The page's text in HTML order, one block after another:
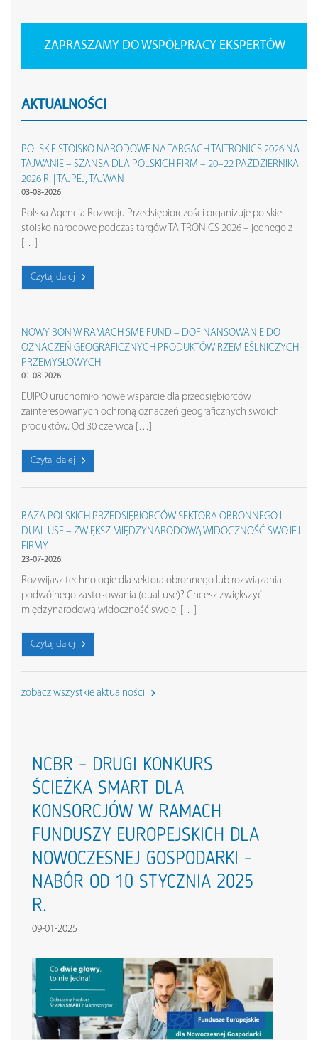
ZAPRASZAMY DO WSPÓŁPRACY EKSPERTÓW
AKTUALNOŚCI
POLSKIE STOISKO NARODOWE NA TARGACH TAITRONICS 2026 NA
TAJWANIE – SZANSA DLA POLSKICH FIRM – 20–22 PAŹDZIERNIKA
2026 R. | TAJPEJ, TAJWAN
03-08-2026
Polska Agencja Rozwoju Przedsiębiorczości organizuje polskie
stoisko narodowe podczas targów TAITRONICS 2026 – jednego z
[…]
Czytaj dalej
NOWY BON W RAMACH SME FUND – DOFINANSOWANIE DO
OZNACZEŃ GEOGRAFICZNYCH PRODUKTÓW RZEMIEŚLNICZYCH I
PRZEMYSŁOWYCH
01-08-2026
EUIPO uruchomiło nowe wsparcie dla przedsiębiorców
zainteresowanych ochroną oznaczeń geograficznych swoich
produktów. Od 30 czerwca […]
Czytaj dalej
BAZA POLSKICH PRZEDSIĘBIORCÓW SEKTORA OBRONNEGO I
DUAL-USE – ZWIĘKSZ MIĘDZYNARODOWĄ WIDOCZNOŚĆ SWOJEJ
FIRMY
23-07-2026
Rozwijasz technologie dla sektora obronnego lub rozwiązania
podwójnego zastosowania (dual-use)? Chcesz zwiększyć
międzynarodową widoczność swojej […]
Czytaj dalej
zobacz wszystkie aktualności
NCBR – DRUGI KONKURS
ŚCIEŻKA SMART DLA
KONSORCJÓW W RAMACH
FUNDUSZY EUROPEJSKICH DLA
NOWOCZESNEJ GOSPODARKI –
NABÓR OD 10 STYCZNIA 2025
R.
09-01-2025